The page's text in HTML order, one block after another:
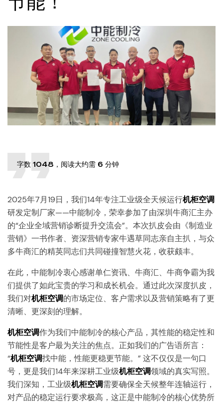
字数 1048，阅读大约需 6 分钟
2025年7月19日，我们14年专注工业级全天候运行机柜空调
研发定制厂家——中能制冷，荣幸参加了由深圳牛商汇主办
的“企业全域营销诊断提升交流会”。本次扒皮会由《制造业
营销》一书作者、资深营销专家牛遇草同志亲自主扒，与众
多牛商汇的精英同志们共同碰撞智慧火花，收获颇丰。
在此，中能制冷衷心感谢单仁资讯、牛商汇、牛商争霸为我
们提供了如此宝贵的学习和成长机会。通过此次深度扒皮，
我们对机柜空调的市场定位、客户需求以及营销策略有了更
清晰、更深刻的理解。
机柜空调作为我们中能制冷的核心产品，其性能的稳定性和
节能性是客户最为关注的焦点。正如我们的广告语所言：
“机柜空调找中能，性能更稳更节能。” 这不仅仅是一句口
号，更是我们14年来深耕工业级机柜空调领域的真实写照。
我们深知，工业级机柜空调需要确保全天候整年连轴运行，
对产品的稳定运行要求极高，这正是中能制冷的核心优势所